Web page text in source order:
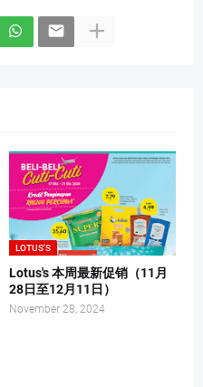
LOTUS'S
Lotus's 本周最新促销（11月
28日至12月11日）
November 28, 2024